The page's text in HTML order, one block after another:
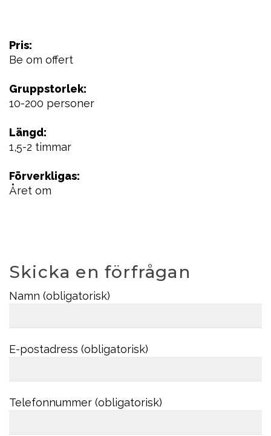
Pris:
Be om offert
Gruppstorlek:
10-200 personer
Längd:
1,5-2 timmar
Förverkligas:
Året om
Skicka en förfrågan
Namn (obligatorisk)
E-postadress (obligatorisk)
Telefonnummer (obligatorisk)